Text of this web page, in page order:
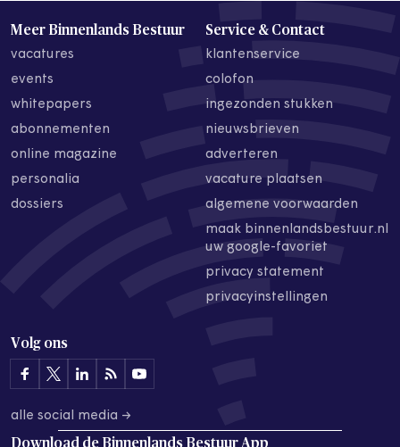
Meer Binnenlands Bestuur
vacatures
events
whitepapers
abonnementen
online magazine
personalia
dossiers
Service & Contact
klantenservice
colofon
ingezonden stukken
nieuwsbrieven
adverteren
vacature plaatsen
algemene voorwaarden
maak binnenlandsbestuur.nl
uw google-favoriet
privacy statement
privacyinstellingen
Volg ons
alle social media →
Download de Binnenlands Bestuur App